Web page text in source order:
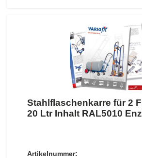
Stahlflaschenkarre für 2
20 Ltr Inhalt RAL5010
Artikelnummer: